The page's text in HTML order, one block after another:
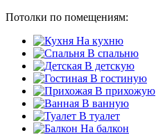
Потолки по помещениям:
На кухню
В спальню
В детскую
В гостиную
В прихожую
В ванную
В туалет
На балкон